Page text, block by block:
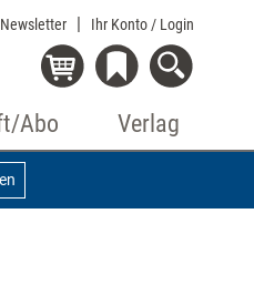
Ihr Konto / Login
Abo Verlag